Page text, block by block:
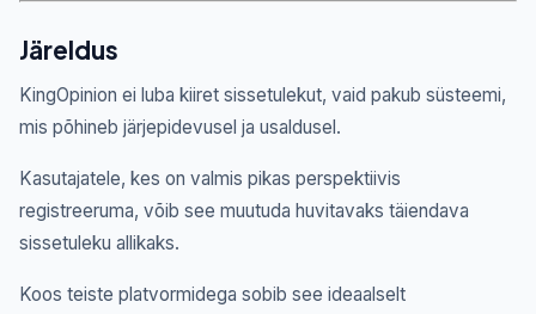
Järeldus
KingOpinion ei luba kiiret sissetulekut, vaid pakub süsteemi,
mis põhineb järjepidevusel ja usaldusel.
Kasutajatele, kes on valmis pikas perspektiivis
registreeruma, võib see muutuda huvitavaks täiendava
sissetuleku allikaks.
Koos teiste platvormidega sobib see ideaalselt